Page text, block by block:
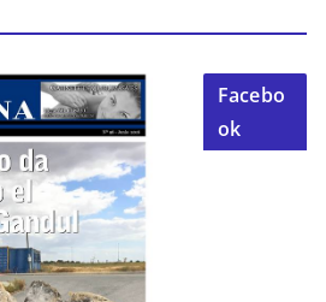
Facebo
ok